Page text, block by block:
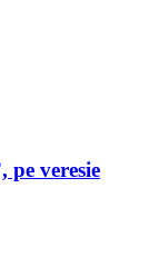
pe veresie